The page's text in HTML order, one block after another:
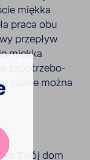
miękka
praca obu
prze­pływ
miękka
zapo­trze­bo­
czasie można
Twój dom